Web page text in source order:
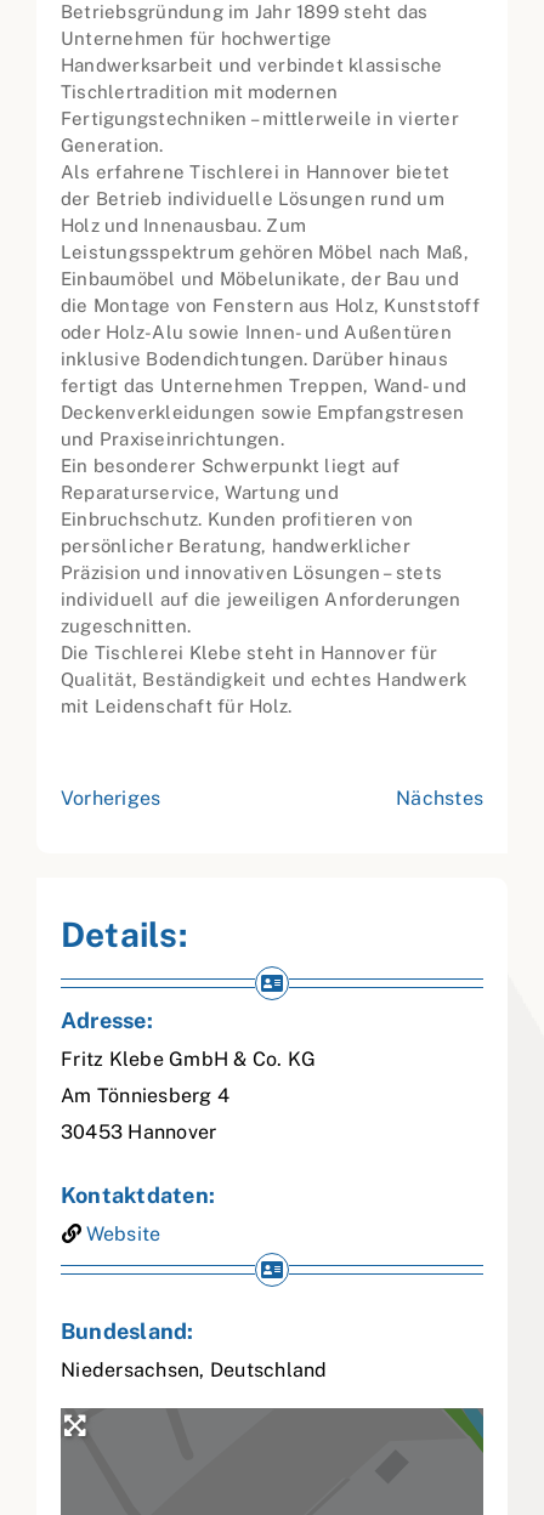
Betriebsgründung im Jahr 1899 steht das
Unternehmen für hochwertige
Handwerksarbeit und verbindet klassische
Tischlertradition mit modernen
Fertigungstechniken – mittlerweile in vierter
Generation.
Als erfahrene Tischlerei in Hannover bietet
der Betrieb individuelle Lösungen rund um
Holz und Innenausbau. Zum
Leistungsspektrum gehören Möbel nach Maß,
Einbaumöbel und Möbelunikate, der Bau und
die Montage von Fenstern aus Holz, Kunststoff
oder Holz-Alu sowie Innen- und Außentüren
inklusive Bodendichtungen. Darüber hinaus
fertigt das Unternehmen Treppen, Wand- und
Deckenverkleidungen sowie Empfangstresen
und Praxiseinrichtungen.
Ein besonderer Schwerpunkt liegt auf
Reparaturservice, Wartung und
Einbruchschutz. Kunden profitieren von
persönlicher Beratung, handwerklicher
Präzision und innovativen Lösungen – stets
individuell auf die jeweiligen Anforderungen
zugeschnitten.
Die Tischlerei Klebe steht in Hannover für
Qualität, Beständigkeit und echtes Handwerk
mit Leidenschaft für Holz.
Vorheriges Nächstes
Details:
Adresse:
Fritz Klebe GmbH & Co. KG
Am Tönniesberg 4
30453 Hannover
Kontaktdaten:
Website
Bundesland:
Niedersachsen, Deutschland